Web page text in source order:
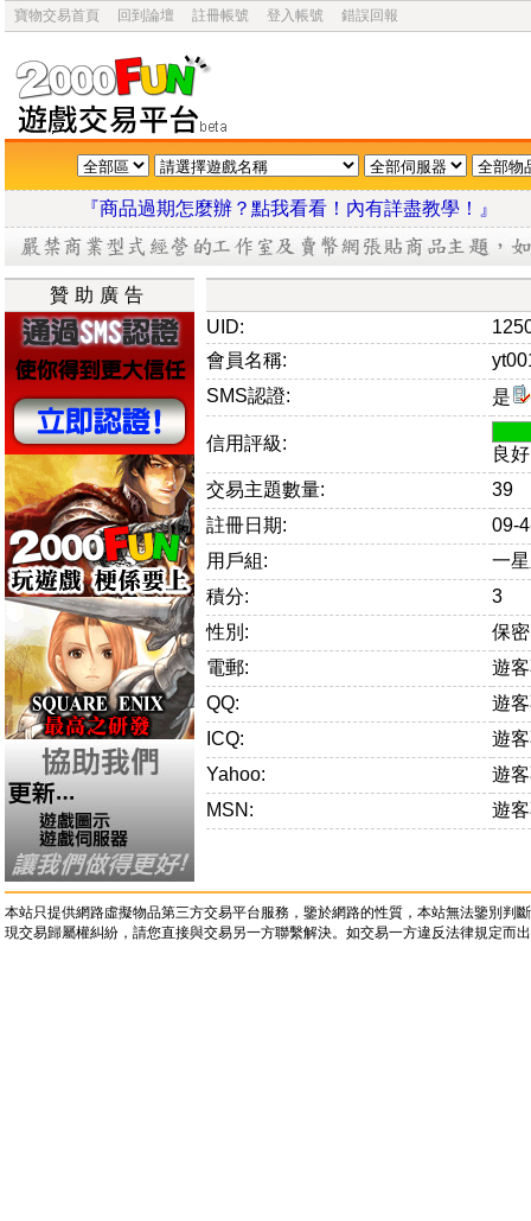
寶物交易首頁 回到論壇 註冊帳號 登入帳號 錯誤回報
『商品過期怎麼辦？點我看看！內有詳盡教學
贊助廣告
UID:
會員名稱:
SMS認證:
是
信用評級:
良
交易主題數量:
39
註冊日期:
09-
用戶組:
一
積分:
3
性別:
保密
電郵:
遊
QQ:
遊
ICQ:
遊
Yahoo:
遊
MSN:
遊
本站只提供網路虛擬物品第三方交易平台服務，鑒於網路的性質，本站無法鑒別
現交易歸屬權糾紛，請您直接與交易另一方聯繫解決。如交易一方違反法律規定